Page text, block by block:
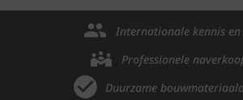
Internationale kennis
Professionele
Duurzame